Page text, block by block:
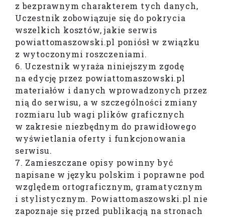
z bezprawnym charakterem tych danych,
Uczestnik zobowiązuje się do pokrycia
wszelkich kosztów, jakie serwis
powiattomaszowski.pl poniósł w związku
z wytoczonymi roszczeniami.
6. Uczestnik wyraża niniejszym zgodę
na edycję przez powiattomaszowski.pl
materiałów i danych wprowadzonych przez
nią do serwisu, a w szczególności zmiany
rozmiaru lub wagi plików graficznych
w zakresie niezbędnym do prawidłowego
wyświetlania oferty i funkcjonowania
serwisu.
7. Zamieszczane opisy powinny być
napisane w języku polskim i poprawne pod
względem ortograficznym, gramatycznym
i stylistycznym. Powiattomaszowski.pl nie
zapoznaje się przed publikacją na stronach